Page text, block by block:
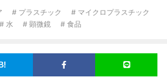
# プラスチック
# マイクロプラスチック
# 水 # 顕微鏡 # 食品